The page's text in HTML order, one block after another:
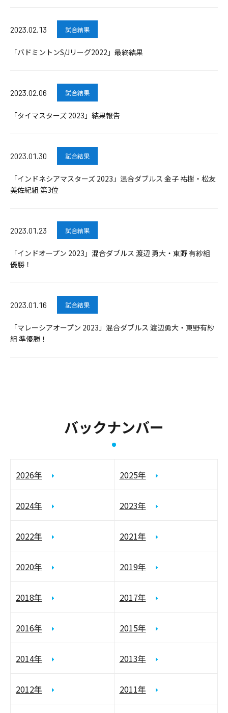
2023.02.13 試合結果
「バドミントンS/Jリーグ2022」最終結果
2023.02.06 試合結果
「タイマスターズ 2023」結果報告
2023.01.30 試合結果
「インドネシアマスターズ 2023」混合ダブルス 金子 祐樹・松友
美佐紀組 第3位
2023.01.23 試合結果
「インドオープン 2023」混合ダブルス 渡辺 勇大・東野 有紗組
優勝！
2023.01.16 試合結果
「マレーシアオープン 2023」混合ダブルス 渡辺勇大・東野有紗
組 準優勝！
バックナンバー
2026年 2025年
2024年 2023年
2022年 2021年
2020年 2019年
2018年 2017年
2016年 2015年
2014年 2013年
2012年 2011年